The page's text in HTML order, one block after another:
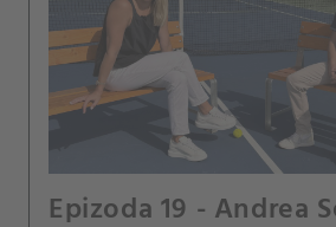
Epizoda 19 - Andrea